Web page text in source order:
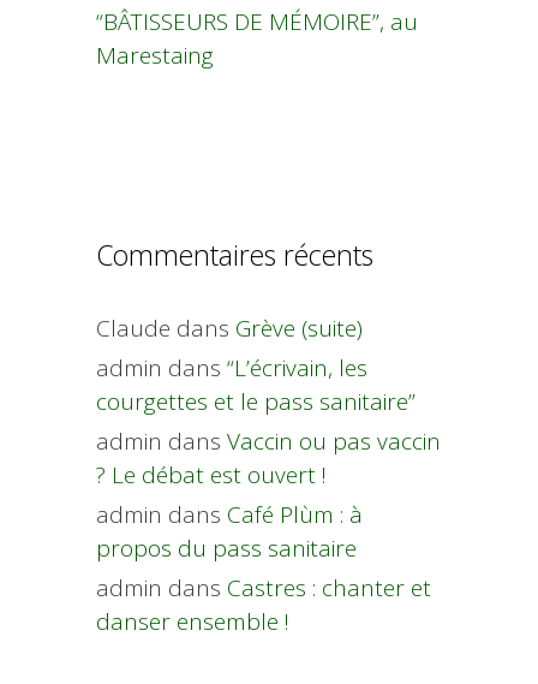
“BÂTISSEURS DE MÉMOIRE”, au
Marestaing
Commentaires récents
Claude dans Grève (suite)
admin dans “L’écrivain, les
courgettes et le pass sanitaire”
admin dans Vaccin ou pas vaccin
? Le débat est ouvert !
admin dans Café Plùm : à
propos du pass sanitaire
admin dans Castres : chanter et
danser ensemble !